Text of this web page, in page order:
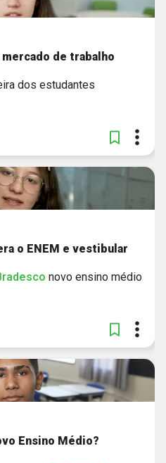
de trabalho
dos estudantes
o ENEM e vestibular
novo ensino médio
Ensino Médio?